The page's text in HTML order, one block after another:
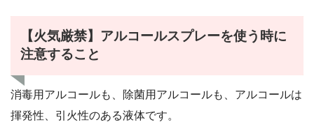
【火気厳禁】アルコールスプレーを使う時に
注意すること
消毒用アルコールも、除菌用アルコールも、アルコールは
揮発性、引火性のある液体です。